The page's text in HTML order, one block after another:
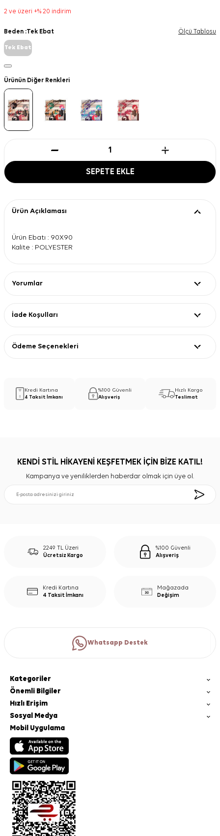
2 ve üzeri +% 20 indirim
Beden :Tek Ebat Ölçü Tablosu
Tek Ebat
Ürünün Diğer Renkleri
SEPETE EKLE
Ürün Açıklaması
Ürün Ebatı : 90X90
Kalite : POLYESTER
Yorumlar
İade Koşulları
Ödeme Seçenekleri
Kredi Kartına
4 Taksit İmkanı
%100 Güvenli
Alışveriş
Hızlı Kargo
Teslimat
KENDİ STİL HİKAYENİ KEŞFETMEK İÇİN BİZE KATIL!
Kampanya ve yeniliklerden haberdar olmak için üye ol.
2249 TL Üzeri
Ücretsiz Kargo
%100 Güvenli
Alışveriş
Kredi Kartına
4 Taksit İmkanı
Mağazada
Değişim
Whatsapp Destek
Kategoriler
Önemli Bilgiler
Hızlı Erişim
Sosyal Medya
Mobil Uygulama